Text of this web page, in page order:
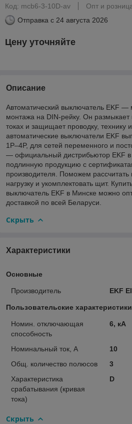
Код: mcb6-3-10D-av
Опт и
Отправка с 24 августа 2026
Цену уточняйте
Описание
Автоматический выключатель EKF —
монтажа на DIN-рейку. Он
токах и защищает проводку,
автоматические выключатели EKF
1P–4P, для сетей переменного и
— официальный дистрибьютор EKF в
подлинную продукцию с
производителя. Поможем
нагрузку и укомплектовать щит.
выключатель EKF в Минске можно
доставкой по всей Беларуси.
Скрыть
Характеристики
Основные
Производитель EKF
Пользовательские характеристики
Номин. отключающая
способность
6, кА
Номинальный ток, А
10
Общ. количество полюсов
3
Характеристика
срабатывания (кривая
тока)
D
Скрыть